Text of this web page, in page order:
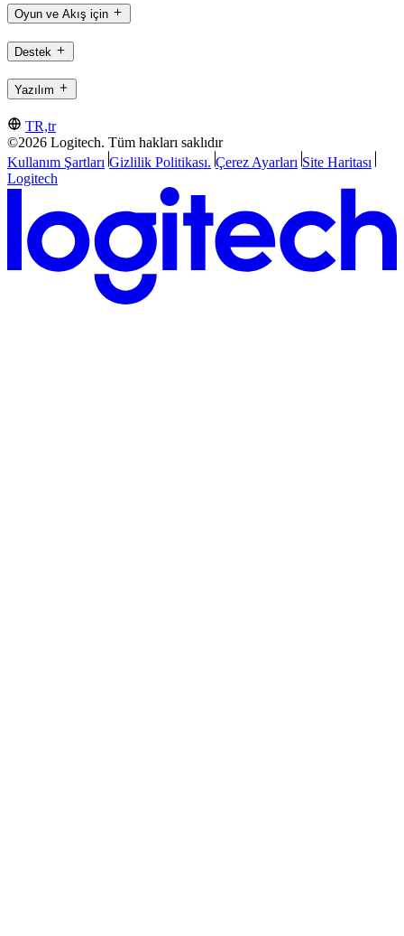
Oyun ve Akış için
Destek
Yazılım
TR,tr
©2026 Logitech. Tüm hakları saklıdır
Kullanım Şartları Gizlilik Politikası. Çerez Ayarları Site Haritası
Logitech